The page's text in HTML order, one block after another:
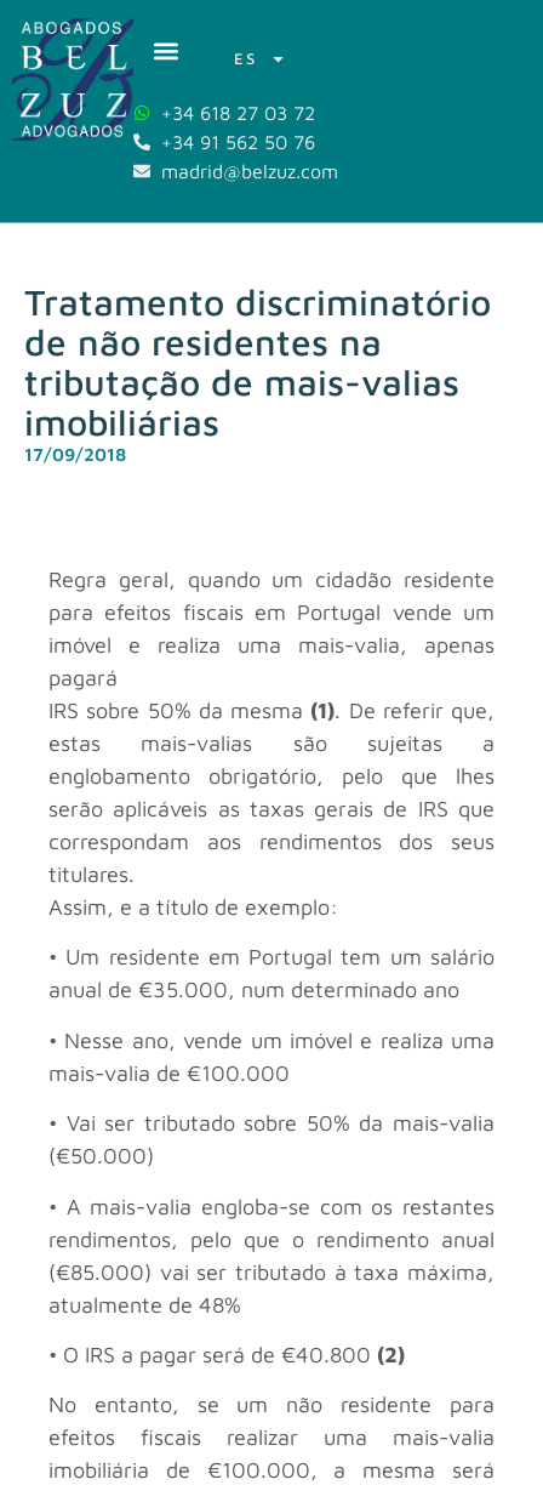
ES
+34 618 27 03 72
+34 91 562 50 76
madrid@belzuz.com
Tratamento discriminatório
de não residentes na
tributação de mais-valias
imobiliárias
17/09/2018
Regra geral, quando um cidadão residente
para efeitos fiscais em Portugal vende um
imóvel e realiza uma mais-valia, apenas
pagará
IRS sobre 50% da mesma (1). De referir que,
estas mais-valias são sujeitas a
englobamento obrigatório, pelo que lhes
serão aplicáveis as taxas gerais de IRS que
correspondam aos rendimentos dos seus
titulares.
Assim, e a título de exemplo:
• Um residente em Portugal tem um salário
anual de €35.000, num determinado ano
• Nesse ano, vende um imóvel e realiza uma
mais-valia de €100.000
• Vai ser tributado sobre 50% da mais-valia
(€50.000)
• A mais-valia engloba-se com os restantes
rendimentos, pelo que o rendimento anual
(€85.000) vai ser tributado à taxa máxima,
atualmente de 48%
• O IRS a pagar será de €40.800 (2)
No entanto, se um não residente para
efeitos fiscais realizar uma mais-valia
imobiliária de €100.000, a mesma será